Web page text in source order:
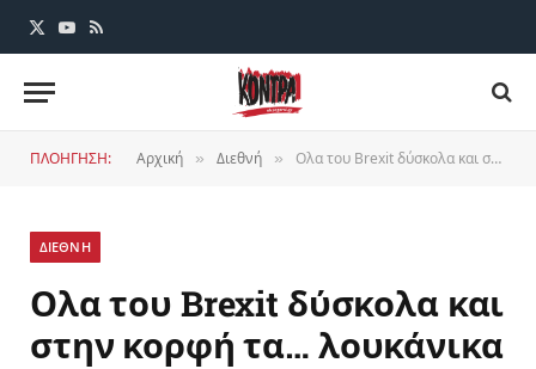
X
YouTube
RSS
ΠΛΟΗΓΗΣΗ: Αρχική » Διεθνή » Ολα του Brexit δύσκολα και στην κορφή τα… λουκάνικα
ΔΙΕΘΝΗ
Ολα του Brexit δύσκολα και
στην κορφή τα… λουκάνικα